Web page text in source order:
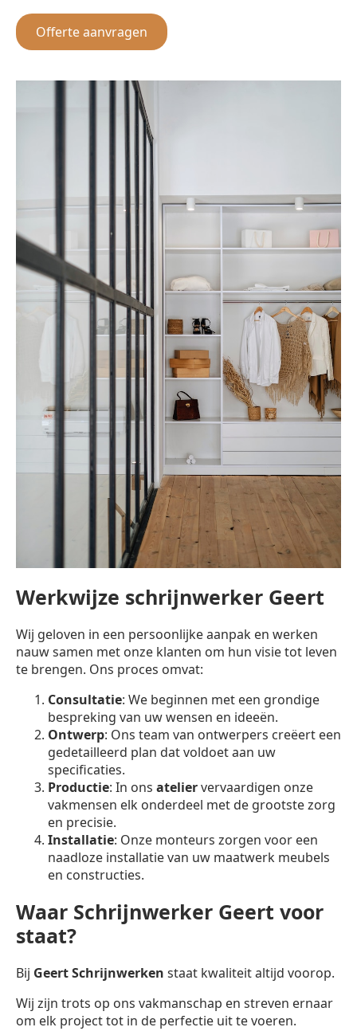
Offerte aanvragen
Werkwijze schrijnwerker Geert
Wij geloven in een persoonlijke aanpak en werken
nauw samen met onze klanten om hun visie tot leven
te brengen. Ons proces omvat:
Consultatie: We beginnen met een grondige
bespreking van uw wensen en ideeën.
Ontwerp: Ons team van ontwerpers creëert een
gedetailleerd plan dat voldoet aan uw
specificaties.
Productie: In ons ateliervervaardigen onze
vakmensen elk onderdeel met de grootste zorg
en precisie.
Installatie: Onze monteurs zorgen voor een
naadloze installatie van uw maatwerk meubels
en constructies.
Waar Schrijnwerker Geert voor
staat?
Bij Geert Schrijnwerken staat kwaliteit altijd voorop.
Wij zijn trots op ons vakmanschap en streven ernaar
om elk project tot in de perfectie uit te voeren.